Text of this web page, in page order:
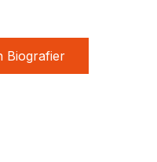
Biografier